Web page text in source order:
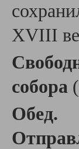
XVIII
собора
Обед.